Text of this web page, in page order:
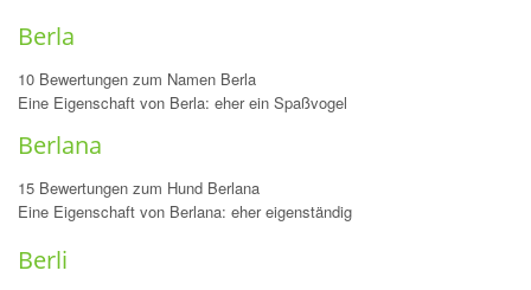
Berla
10 Bewertungen zum Namen Berla
Eine Eigenschaft von Berla: eher ein Spaßvogel
Berlana
15 Bewertungen zum Hund Berlana
Eine Eigenschaft von Berlana: eher eigenständig
Berli